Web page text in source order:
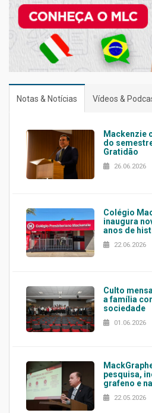
Notas & Notícias Vídeos &
Mackenzie
do
Gratidão
26.06.2026
Colégio
inaugura
anos de
22.06.2026
Culto
a família
sociedade
01.06.2026
pesquisa,
grafeno e
22.05.2026